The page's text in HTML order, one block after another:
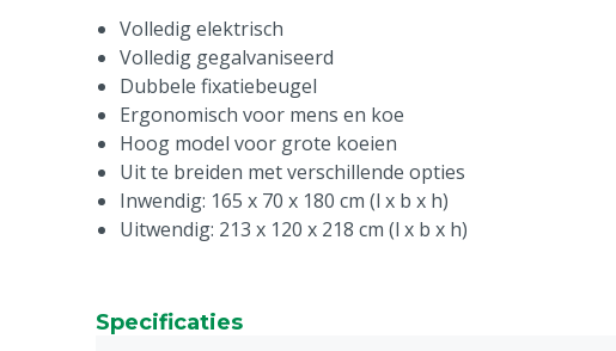
Volledig elektrisch
Volledig gegalvaniseerd
Dubbele fixatiebeugel
Ergonomisch voor mens en koe
Hoog model voor grote koeien
Uit te breiden met verschillende opties
Inwendig: 165 x 70 x 180 cm (l x b x h)
Uitwendig: 213 x 120 x 218 cm (l x b x h)
Specificaties